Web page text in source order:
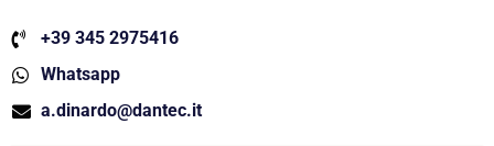
+39 345 2975416
Whatsapp
a.dinardo@dantec.it